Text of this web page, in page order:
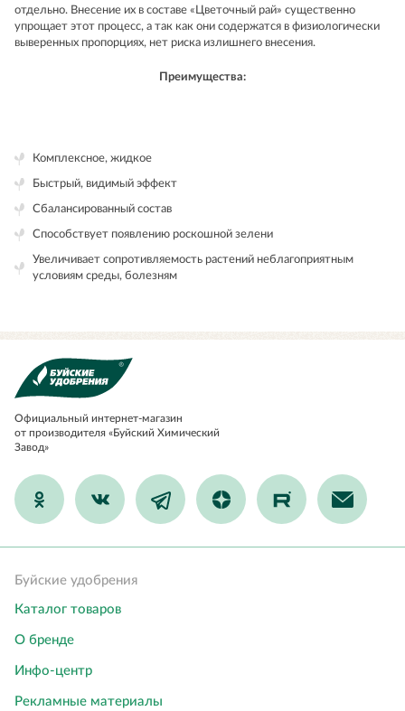
отдельно. Внесение их в составе «Цветочный рай» существенно
упрощает этот процесс, а так как они содержатся в физиологически
выверенных пропорциях, нет риска излишнего внесения.
Преимущества:
Комплексное, жидкое
Быстрый, видимый эффект
Сбалансированный состав
Способствует появлению роскошной зелени
Увеличивает сопротивляемость растений неблагоприятным
условиям среды, болезням
Официальный интернет-магазин
от производителя «Буйский Химический
Завод»
Буйские удобрения
Каталог товаров
О бренде
Инфо-центр
Рекламные материалы